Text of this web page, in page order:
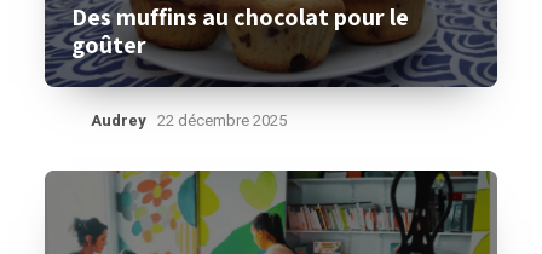
Des muffins au chocolat pour le
goûter
Audrey 22 décembre 2025